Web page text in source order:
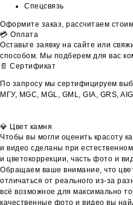
Спецсвязь
Оформите заказ, рассчитаем
💳 Оплата
Оставьте заявку на сайте или
способом. Мы подберем для вас
📄 Сертификат
По запросу мы сертифицируем
МГУ, MGC, MGL, GML, GIA, GRS,
💎 Цвет камня
Чтобы вы могли оценить красоту
и видео сделаны при
и цветокоррекции, часть фото и
Обращаем ваше внимание, что
отличаться от реального из-за
всё возможное для максимально
качественные фото и видео вы